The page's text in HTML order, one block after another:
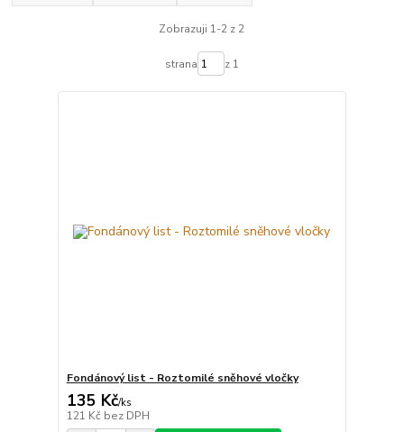
Zobrazuji 1-2 z 2
strana z 1
Fondánový list - Roztomilé sněhové vločky
135 Kč/ks
121 Kč bez DPH